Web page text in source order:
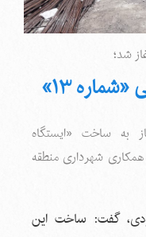
شد؛
۱۳»
به ساخت «ایستگاه
مشارکت و همکاری شهرداری منطقه
گفت: ساخت این